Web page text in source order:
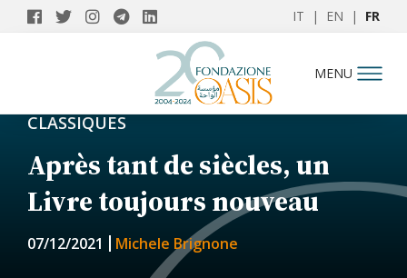
IT | EN | FR
MENU
CLASSIQUES
Après tant de siècles, un
Livre toujours nouveau
07/12/2021 Michele Brignone